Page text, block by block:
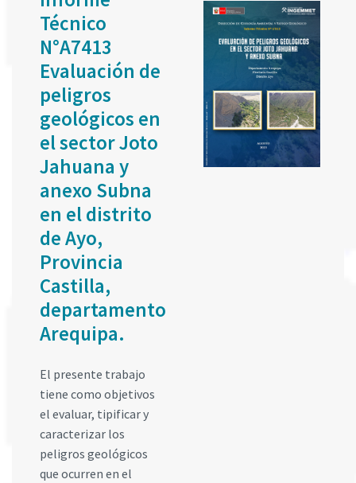
Técnico
N°A7413
Evaluación de
peligros
geológicos en
el sector Joto
Jahuana y
anexo Subna
en el distrito
de Ayo,
Provincia
Castilla,
departamento
Arequipa.
El presente trabajo
tiene como objetivos
el evaluar, tipificar y
caracterizar los
peligros geológicos
que ocurren en el